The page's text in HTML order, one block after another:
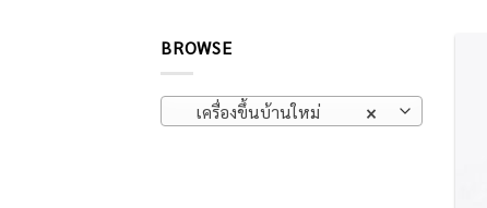
BROWSE
×
เครื่องขึ้นบ้านใหม่